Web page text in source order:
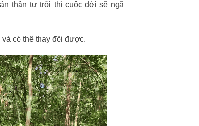
thân tự trôi thì cuộc đời sẽ ngã
có thể thay đổi được.